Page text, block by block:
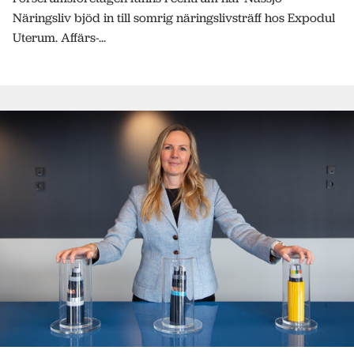
Näringsliv bjöd in till somrig näringslivsträff hos Expodul
Uterum. Affärs-...